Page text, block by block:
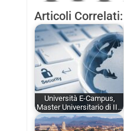
Articoli Correlati:
Università E-Campus,
Master Universitario di II…